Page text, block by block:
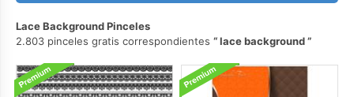
Lace Background Pinceles
2.803 pinceles gratis correspondientes
lace background